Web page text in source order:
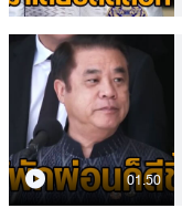
01.50